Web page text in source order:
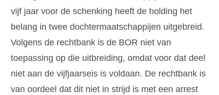
vijf jaar voor de schenking heeft de holding het
belang in twee dochtermaatschappijen uitgebreid.
Volgens de rechtbank is de BOR niet van
toepassing op die uitbreiding, omdat voor dat deel
niet aan de vijfjaarseis is voldaan. De rechtbank is
van oordeel dat dit niet in strijd is met een arrest